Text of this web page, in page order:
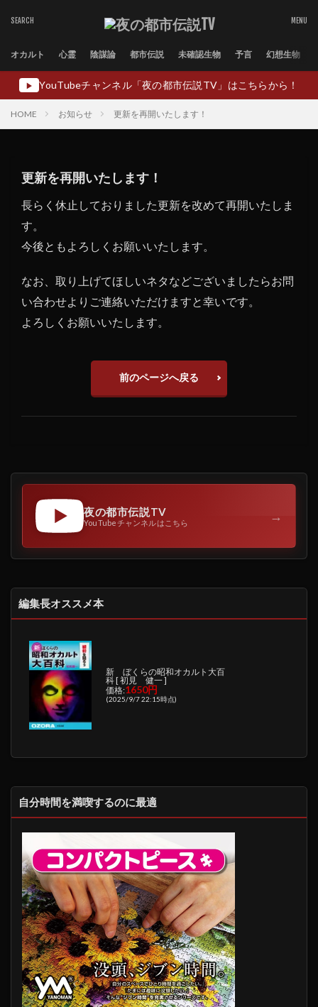
オカルト 心霊 陰謀論 都市伝説 未確認生物 予言 幻想生物
▶ YouTubeチャンネル「夜の都市伝説TV」はこちらから！
HOME お知らせ 更新を再開いたします！
更新を再開いたします！
長らく休止しておりました更新を改めて再開いたしま
す。
今後ともよろしくお願いいたします。
なお、取り上げてほしいネタなどございましたらお問
い合わせよりご連絡いただけますと幸いです。
よろしくお願いいたします。
前のページへ戻る
夜の都市伝説TV
YouTubeチャンネルはこちら →
編集長オススメ本
新 ぼくらの昭和オカルト大百
科 [ 初見 健一 ]
価格:1650円
(2025/9/7 22:15時点)
自分時間を満喫するのに最適